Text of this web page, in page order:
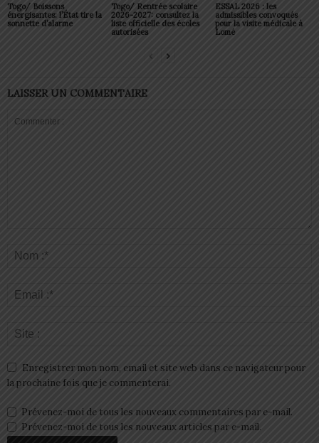
Togo/ Boissons
énergisantes: l’État tire la
sonnette d’alarme
Togo/ Rentrée scolaire
2026-2027: consultez la
liste officielle des écoles
autorisées
ESSAL 2026 : les
admissibles convoqués
pour la visite médicale à
Lomé
LAISSER UN COMMENTAIRE
Enregistrer mon nom, email et site web dans ce navigateur pour
la prochaine fois que je commenterai.
Prévenez-moi de tous les nouveaux commentaires par e-mail.
Prévenez-moi de tous les nouveaux articles par e-mail.